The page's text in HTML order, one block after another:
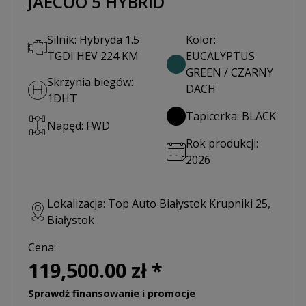
Silnik: Hybryda 1.5
TGDI HEV 224 KM
Skrzynia biegów:
1DHT
Napęd: FWD
Kolor:
EUCALYPTUS
GREEN / CZARNY
DACH
Tapicerka: BLACK
Rok produkcji:
2026
Lokalizacja: Top Auto Białystok Krupniki 25,
Białystok
Cena:
119,500.00 zł *
Sprawdź finansowanie i promocje